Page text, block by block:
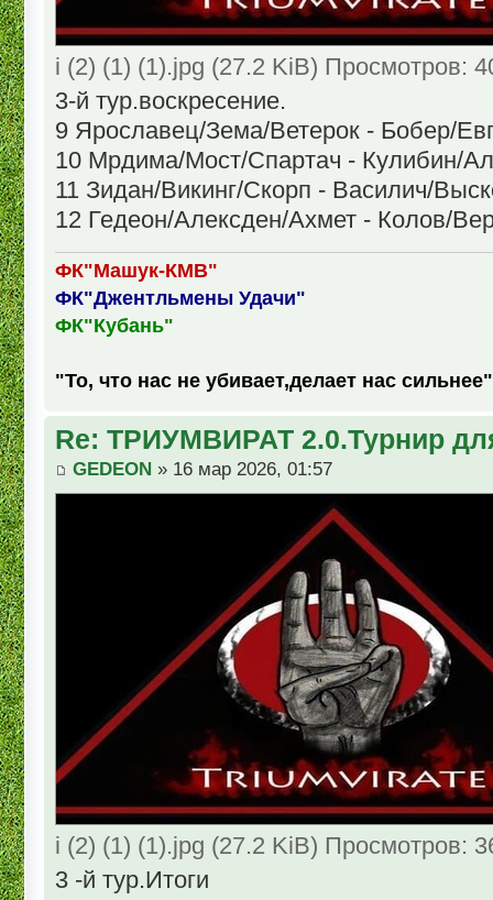
i (2) (1) (1).jpg (27.2 KiB) Просмотров:
3-й тур.воскресение.
9 Ярославец/Зема/Ветерок - Бобер/
10 Мрдима/Мост/Спартач - Кулибин/
11 Зидан/Викинг/Скорп - Василич/
12 Гедеон/Алексден/Ахмет - Колов/
ФК"Машук-КМВ"
ФК"Джентльмены Удачи"
ФК"Кубань"
"То, что нас не убивает,делает нас сильнее"
Re: ТРИУМВИРАТ 2.0.Турнир
GEDEON » 16 мар 2026, 01:57
i (2) (1) (1).jpg (27.2 KiB) Просмотров:
3 -й тур.Итоги